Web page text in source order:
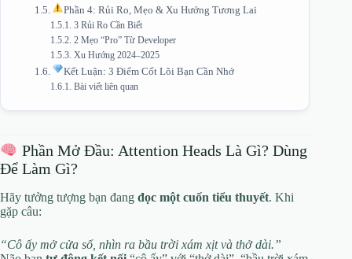
Phần 4: Rủi Ro, Mẹo & Xu Hướng Tương Lai
3 Rủi Ro Cần Biết
2 Mẹo “Pro” Từ Developer
Xu Hướng 2024–2025
Kết Luận: 3 Điểm Cốt Lõi Bạn Cần Nhớ
Bài viết liên quan
Phần Mở Đầu: Attention Heads Là Gì? Dùng
Để Làm Gì?
Hãy tưởng tượng bạn đang đọc một cuốn tiểu thuyết. Khi
gặp câu:
“Cô ấy mở cửa sổ, nhìn ra bầu trời xám xịt và thở dài.”